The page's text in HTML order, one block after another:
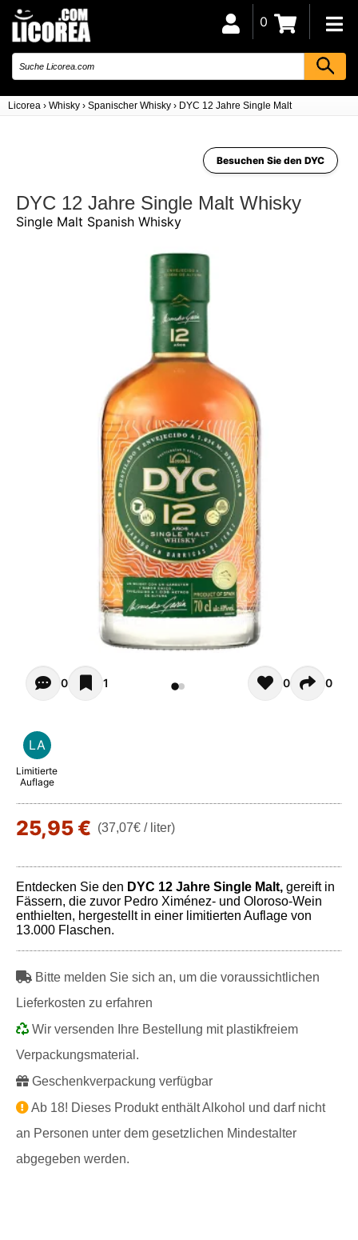
Licorea › Whisky › Spanischer Whisky › DYC 12 Jahre Single Malt
0
Besuchen Sie den DYC
DYC 12 Jahre Single Malt Whisky
Single Malt Spanish Whisky
Opiniones - Zur Zeit gibt noch keinen Kommentar.
0 1 0 0
LA
Limitierte
Auflage
25,95 € (37,07€ / liter)
Entdecken Sie den DYC 12 Jahre Single Malt, gereift in
Fässern, die zuvor Pedro Ximénez- und Oloroso-Wein
enthielten, hergestellt in einer limitierten Auflage von
13.000 Flaschen.
Bitte melden Sie sich an, um die voraussichtlichen
Lieferkosten zu erfahren
Wir versenden Ihre Bestellung mit plastikfreiem
Verpackungsmaterial.
Geschenkverpackung verfügbar
Ab 18! Dieses Produkt enthält Alkohol und darf nicht
an Personen unter dem gesetzlichen Mindestalter
abgegeben werden.